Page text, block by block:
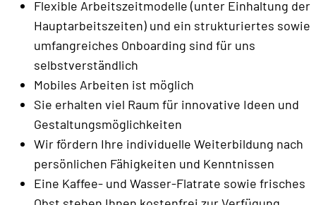
Flexible Arbeitszeitmodelle (unter Einhaltung der
Hauptarbeitszeiten) und ein strukturiertes sowie
umfangreiches Onboarding sind für uns
selbstverständlich
Mobiles Arbeiten ist möglich
Sie erhalten viel Raum für innovative Ideen und
Gestaltungsmöglichkeiten
Wir fördern Ihre individuelle Weiterbildung nach
persönlichen Fähigkeiten und Kenntnissen
Eine Kaffee- und Wasser-Flatrate sowie frisches